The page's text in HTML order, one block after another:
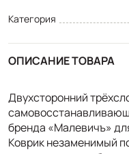
Категория
ОПИСАНИЕ ТОВАРА
Двухсторонний
бренда «Малевичъ»
Коврик незаменимый